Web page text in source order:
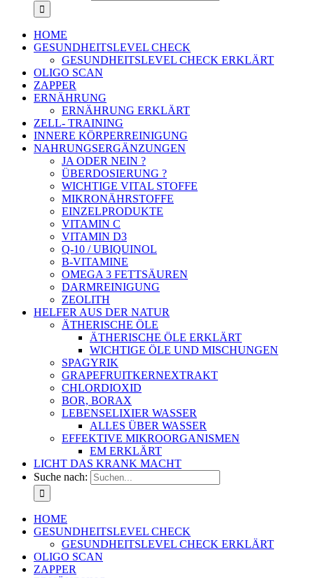
HOME
GESUNDHEITSLEVEL CHECK
GESUNDHEITSLEVEL CHECK ERKLÄRT
OLIGO SCAN
ZAPPER
ERNÄHRUNG
ERNÄHRUNG ERKLÄRT
ZELL- TRAINING
INNERE KÖRPERREINIGUNG
NAHRUNGSERGÄNZUNGEN
JA ODER NEIN ?
ÜBERDOSIERUNG ?
WICHTIGE VITAL STOFFE
MIKRONÄHRSTOFFE
EINZELPRODUKTE
VITAMIN C
VITAMIN D3
Q-10 / UBIQUINOL
B-VITAMINE
OMEGA 3 FETTSÄUREN
DARMREINIGUNG
ZEOLITH
HELFER AUS DER NATUR
ÄTHERISCHE ÖLE
ÄTHERISCHE ÖLE ERKLÄRT
WICHTIGE ÖLE UND MISCHUNGEN
SPAGYRIK
GRAPEFRUITKERNEXTRAKT
CHLORDIOXID
BOR, BORAX
LEBENSELIXIER WASSER
ALLES ÜBER WASSER
EFFEKTIVE MIKROORGANISMEN
EM ERKLÄRT
LICHT DAS KRANK MACHT
Suche nach:
HOME
GESUNDHEITSLEVEL CHECK
GESUNDHEITSLEVEL CHECK ERKLÄRT
OLIGO SCAN
ZAPPER